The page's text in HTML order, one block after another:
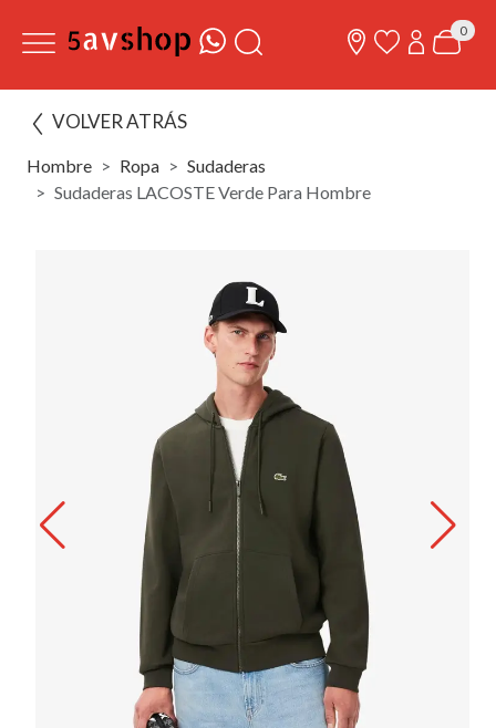
0
VOLVER ATRÁS
Hombre Ropa
Sudaderas
Sudaderas LACOSTE Verde Para Hombre